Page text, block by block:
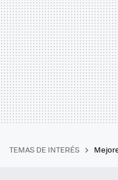
TEMAS DE INTERÉS